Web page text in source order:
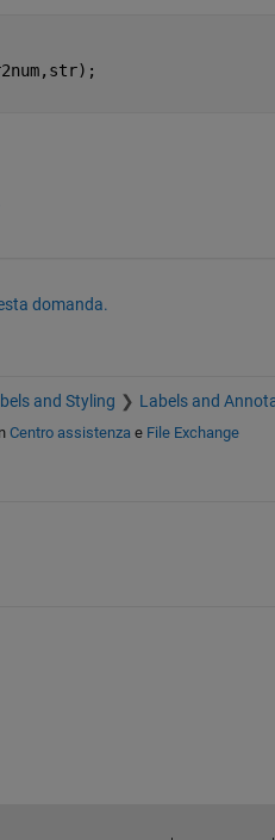
domanda.
and Styling Labels and
Centro assistenza e File Exchange